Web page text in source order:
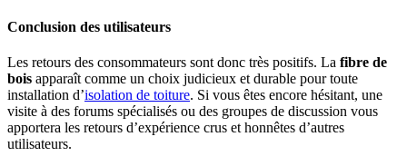
Conclusion des utilisateurs
Les retours des consommateurs sont donc très positifs. La fibre de
bois apparaît comme un choix judicieux et durable pour toute
installation d’isolation de toiture. Si vous êtes encore hésitant, une
visite à des forums spécialisés ou des groupes de discussion vous
apportera les retours d’expérience crus et honnêtes d’autres
utilisateurs.